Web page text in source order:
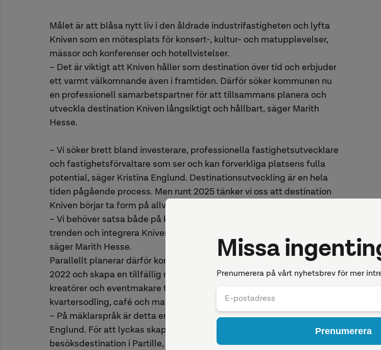
Målet är att blåsa nytt liv i den åldrade industrifastigheten och lyfta
Kniven som en mötesplats för konsert-, kultur- och matupplevelser,
mässor och konferenser och hotellvistelser.
– Det är viktigt att Kniven håller som destination över tid och erbjuder
ett varmt välkomnande även i framtiden. Därför söker kommunen nu
en professionell samarbetspartner för att tillsammans planera och
utveckla destination Kniven långsiktigt och hållbart, säger Marith
Hesse.
– Vi söker brett bland investerare, professionella fastighetsutvecklare
och fastighetsförvaltare som ser och kan förverkliga platsens fulla
potential, säger Kristina Englund. Destinationsutveckling är en hela
tiden pågående process. Men runt 2025 tänker vi oss att destination
Kniven börjar ta form på allvar.
– Vi behöver satsa både på kort sikt och på lång sikt för att vända
trenden och integrera Kniven som en levande del av Partille centrum,
säger Marith Hesse.
Parallellt planerar därför kommunen att öppna upp kvarteret från
2022 och skapa en tillfällig mikrodestination i samarbete med unga
kreatörer och eventmakare till exempel för konserter, café,
kvartersodling, café och matmarknad, återbruk och kreativ verkstad.
– På mäklarspråk är detta en fastighet för den händiga, säger Kristina
Englund. För att lyckas skapa nästa stora regionala
besöksdestination i Partille, krävs både ett gediget planarbete från